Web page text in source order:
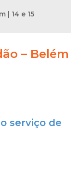
| 14 e 15
– Belém
serviço de